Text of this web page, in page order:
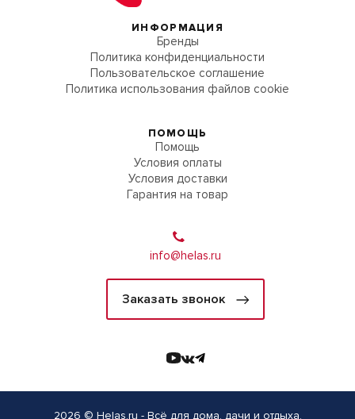
ИНФОРМАЦИЯ
Бренды
Политика конфиденциальности
Пользовательское соглашение
Политика использования файлов cookie
ПОМОЩЬ
Помощь
Условия оплаты
Условия доставки
Гарантия на товар
info@helas.ru
Заказать звонок
2026 © Helas.ru - Всё для дома, дачи и отдыха.